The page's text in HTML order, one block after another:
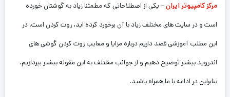
مرکز کامپیوتر ایران– یکی از اصطلاحاتی که مطمئنا زیاد به گوشتان خورده
است و در سایت های مختلف زیاد با آن برخورد کرده اید، روت کردن است. در
این مطلب آموزشی قصد داریم درباره مزایا و معایب روت کردن گوشی های
اندروید بیشتر توضیح دهیم و از جوانب مختلف به این مقوله بیشتر بپردازیم.
بنابراین در ادامه با ما همراه باشید.